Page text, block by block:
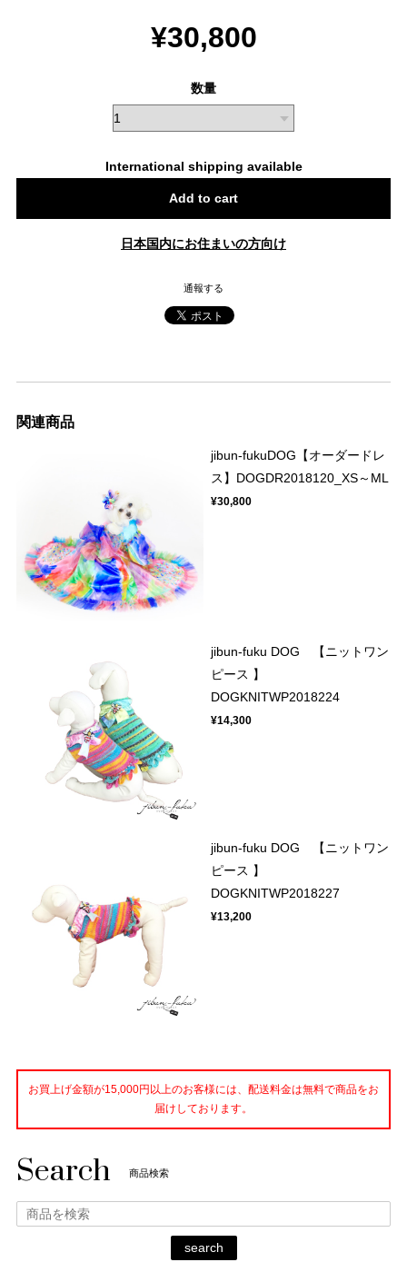
¥30,800
数量
International shipping available
Add to cart
日本国内にお住まいの方向け
通報する
関連商品
jibun-fukuDOG【オーダードレ
ス】DOGDR2018120_XS～ML
¥30,800
jibun-fuku DOG 【ニットワン
ピース 】
DOGKNITWP2018224
¥14,300
jibun-fuku DOG 【ニットワン
ピース 】
DOGKNITWP2018227
¥13,200
お買上げ金額が15,000円以上のお客様には、配送料金は無料で商品をお
届けしております。
Search 商品検索
search